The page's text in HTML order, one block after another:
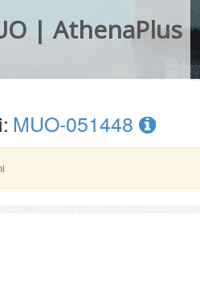
| AthenaPlus
MUO-051448